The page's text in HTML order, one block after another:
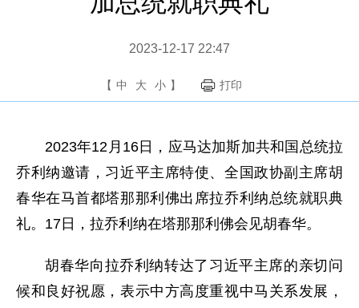
2023-12-17 22:47
【 中 大 小 】 打印
2023年12月16日，应马达加斯加共和国总统拉
乔利纳邀请，习近平主席特使、全国政协副主席胡
春华在马首都塔那那利佛出席拉乔利纳总统就职典
礼。17日，拉乔利纳在塔那那利佛会见胡春华。
胡春华向拉乔利纳转达了习近平主席的亲切问
候和良好祝愿，表示中方高度重视中马关系发展，